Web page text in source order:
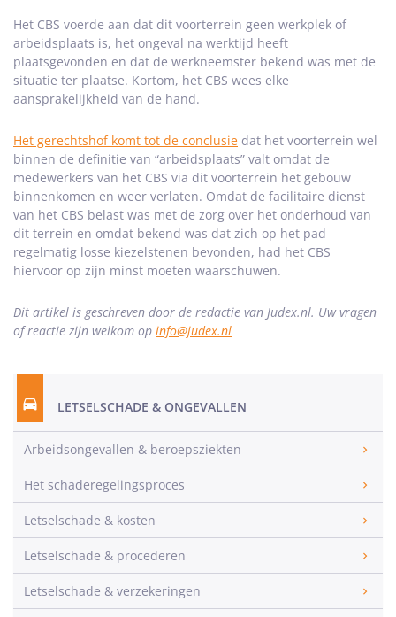
Het CBS voerde aan dat dit voorterrein geen werkplek of
arbeidsplaats is, het ongeval na werktijd heeft
plaatsgevonden en dat de werkneemster bekend was met de
situatie ter plaatse. Kortom, het CBS wees elke
aansprakelijkheid van de hand.
Het gerechtshof komt tot de conclusie dat het voorterrein wel
binnen de definitie van “arbeidsplaats” valt omdat de
medewerkers van het CBS via dit voorterrein het gebouw
binnenkomen en weer verlaten. Omdat de facilitaire dienst
van het CBS belast was met de zorg over het onderhoud van
dit terrein en omdat bekend was dat zich op het pad
regelmatig losse kiezelstenen bevonden, had het CBS
hiervoor op zijn minst moeten waarschuwen.
Dit artikel is geschreven door de redactie van Judex.nl. Uw vragen
of reactie zijn welkom op info@judex.nl
LETSELSCHADE & ONGEVALLEN
Arbeidsongevallen & beroepsziekten
Het schaderegelingsproces
Letselschade & kosten
Letselschade & procederen
Letselschade & verzekeringen